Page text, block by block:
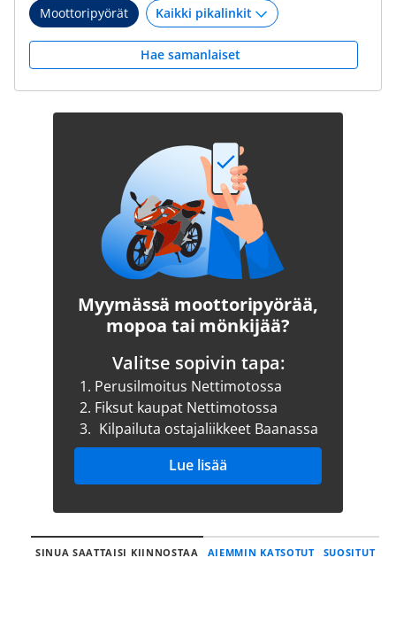
Moottoripyörät
Hae samanlaiset
Myymässä moottoripyörää,
mopoa tai mönkijää?
Valitse sopivin tapa:
1. Perusilmoitus Nettimotossa
2. Fiksut kaupat Nettimotossa
3. Kilpailuta ostajaliikkeet Baanassa
Lue lisää
SINUA SAATTAISI KIINNOSTAA AIEMMIN KATSOTUT SUOSITUT